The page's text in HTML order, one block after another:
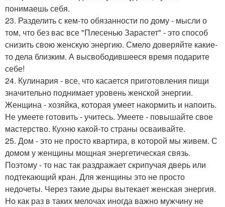
понимаешь себя.
23. Разделить с кем-то обязанности по дому - мысли о
том, что без вас все "Плесенью Зарастет" - это способ
снизить свою женскую энергию. Смело доверяйте какие-
то дела близким. А высвободившееся время подарите
себе!
24. Кулинария - все, что касается приготовления пищи
значительно поднимает уровень женской энергии.
Женщина - хозяйка, которая умеет накормить и напоить.
Не умеете готовить - учитесь. Умеете - повышайте свое
мастерство. Кухню какой-то страны осваивайте.
25. Дом - это не просто квартира, в которой мы живем. С
домом у женщины мощная энергетическая связь.
Поэтому - то нас так раздражает скрипучая дверь или
подтекающий кран. Для женщины это не просто
недочеты. Через такие дыры вытекает женская энергия.
Но как раз в таких мелочах иногда важно мужчину не